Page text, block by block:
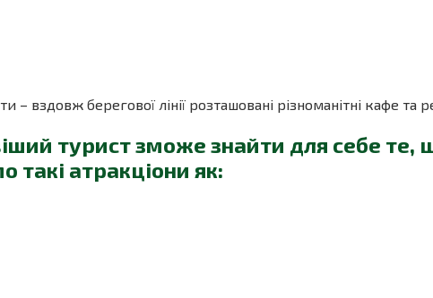
– вздовж берегової лінії розташовані різноманітні кафе та
турист зможе знайти для себе те,
атракціони як: